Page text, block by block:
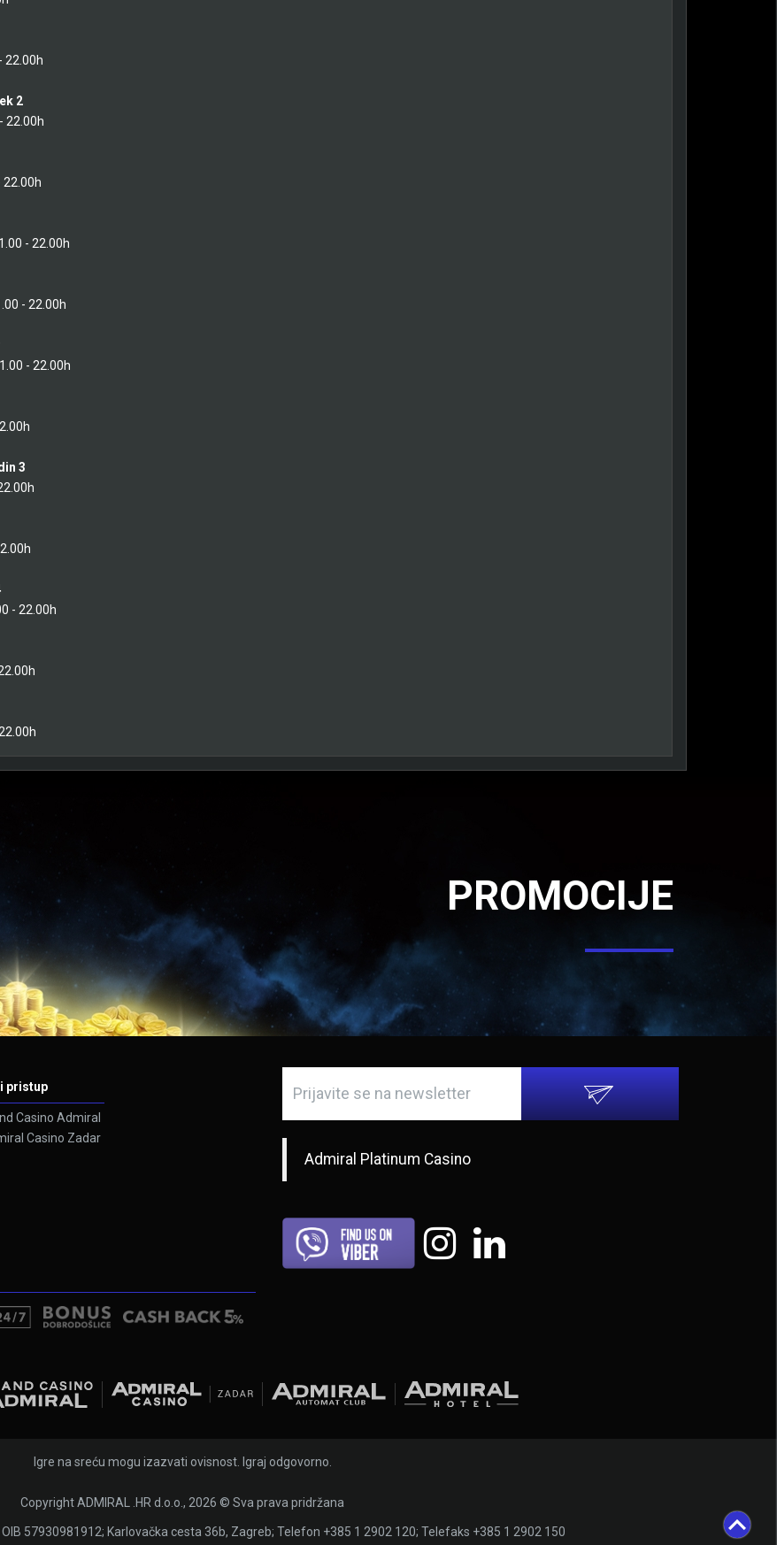
22.00h
2
22.00h
22.00h
- 22.00h
- 22.00h
- 22.00h
3
- 22.00h
PROMOCIJE
pristup
Casino Admiral
Casino Zadar
Admiral Platinum Casino
Igre na sreću mogu izazvati ovisnost. Igraj odgovorno.
Copyright ADMIRAL .HR d.o.o., 2026 © Sva prava pridržana
OIB 57930981912; Karlovačka cesta 36b, Zagreb; Telefon +385 1 2902 120; Telefaks +385 1 2902 150